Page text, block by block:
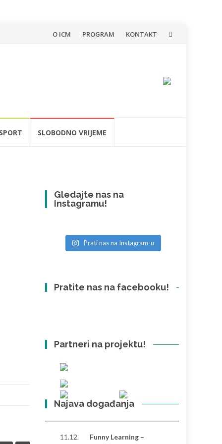
Skip
O ICM PROGRAM KONTAKT
SPORT SLOBODNO VRIJEME
Gledajte nas na
Instagramu!
Prati nas na Instagram-u
Pratite nas na facebooku!
Partneri na projektu!
Najava događanja
11.12.
Funny Learning –